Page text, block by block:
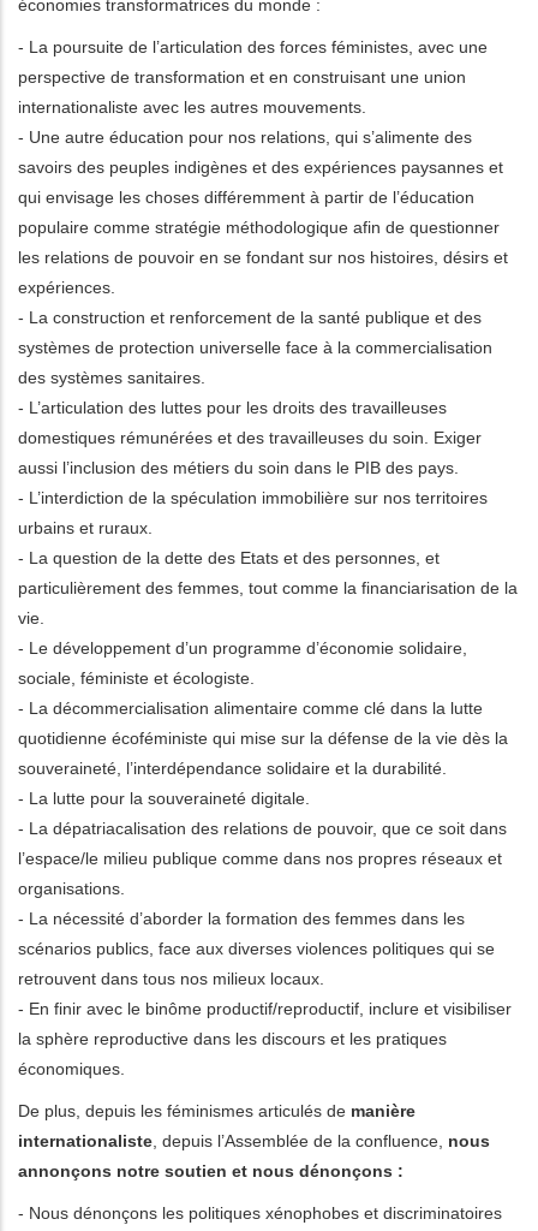
économies transformatrices du monde :
- La poursuite de l’articulation des forces féministes, avec une
perspective de transformation et en construisant une union
internationaliste avec les autres mouvements.
- Une autre éducation pour nos relations, qui s’alimente des
savoirs des peuples indigènes et des expériences paysannes et
qui envisage les choses différemment à partir de l’éducation
populaire comme stratégie méthodologique afin de questionner
les relations de pouvoir en se fondant sur nos histoires, désirs et
expériences.
- La construction et renforcement de la santé publique et des
systèmes de protection universelle face à la commercialisation
des systèmes sanitaires.
- L’articulation des luttes pour les droits des travailleuses
domestiques rémunérées et des travailleuses du soin. Exiger
aussi l’inclusion des métiers du soin dans le PIB des pays.
- L’interdiction de la spéculation immobilière sur nos territoires
urbains et ruraux.
- La question de la dette des Etats et des personnes, et
particulièrement des femmes, tout comme la financiarisation de la
vie.
- Le développement d’un programme d’économie solidaire,
sociale, féministe et écologiste.
- La décommercialisation alimentaire comme clé dans la lutte
quotidienne écoféministe qui mise sur la défense de la vie dès la
souveraineté, l’interdépendance solidaire et la durabilité.
- La lutte pour la souveraineté digitale.
- La dépatriacalisation des relations de pouvoir, que ce soit dans
l’espace/le milieu publique comme dans nos propres réseaux et
organisations.
- La nécessité d’aborder la formation des femmes dans les
scénarios publics, face aux diverses violences politiques qui se
retrouvent dans tous nos milieux locaux.
- En finir avec le binôme productif/reproductif, inclure et visibiliser
la sphère reproductive dans les discours et les pratiques
économiques.
De plus, depuis les féminismes articulés de manière
internationaliste , depuis l’Assemblée de la confluence, nous
annonçons notre soutien et nous dénonçons :
- Nous dénonçons les politiques xénophobes et discriminatoires